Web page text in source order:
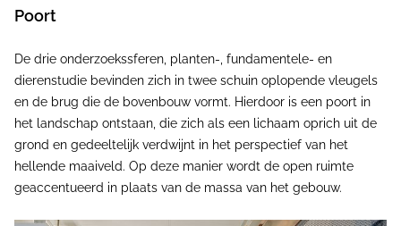
Poort
De drie onderzoekssferen, planten-, fundamentele- en
dierenstudie bevinden zich in twee schuin oplopende vleugels
en de brug die de bovenbouw vormt. Hierdoor is een poort in
het landschap ontstaan, die zich als een lichaam oprich uit de
grond en gedeeltelijk verdwijnt in het perspectief van het
hellende maaiveld. Op deze manier wordt de open ruimte
geaccentueerd in plaats van de massa van het gebouw.